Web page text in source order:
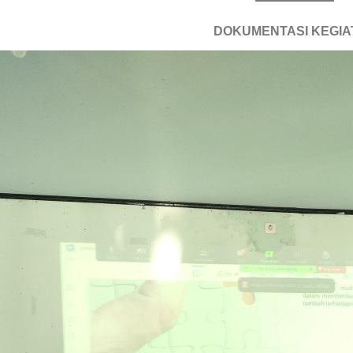
DOKUMENTASI